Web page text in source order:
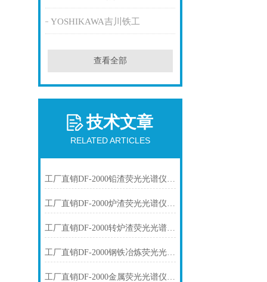
YOSHIKAWA吉川铁工
查看全部
技术文章
RELATED ARTICLES
工厂直销DF-2000铅渣荧光光谱仪技术参数
工厂直销DF-2000炉渣荧光光谱仪技术参数
工厂直销DF-2000转炉渣荧光光谱仪技术参数
工厂直销DF-2000钢铁冶炼荧光光谱仪技术参数
工厂直销DF-2000金属荧光光谱仪技术参数